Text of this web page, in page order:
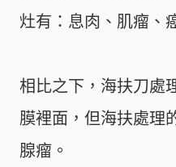
灶有：息肉、肌瘤、
相比之下，海扶刀處
膜裡面，但海扶處理
腺瘤。